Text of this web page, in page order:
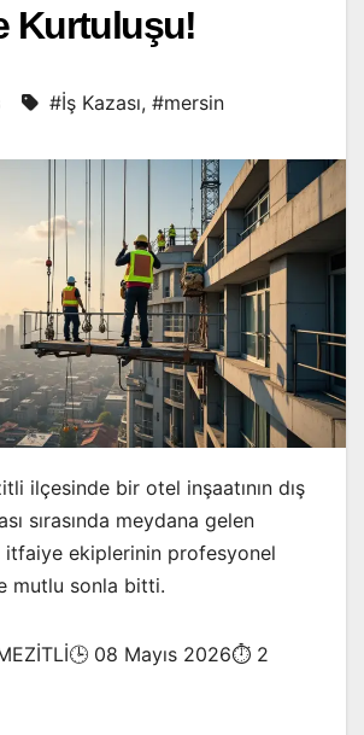
Kurtuluşu!
#İş Kazası, #mersin
ilçesinde bir otel inşaatının dış
sırasında meydana gelen
itfaiye ekiplerinin profesyonel
mutlu sonla bitti.
08 Mayıs 2026⏱️ 2